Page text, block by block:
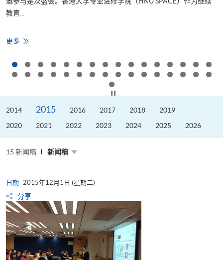
教育...
更多 香
港
学
专
业
学
出
2026
粤
港
高
十
周
年
年
会
暨
校
长
论
2014 2015 2016 2017 2018
2019
2020
2021 2022 2023 2024 2025 2026
15 新闻稿 新闻稿
日期 2015年12月1日 (星期二)
分享